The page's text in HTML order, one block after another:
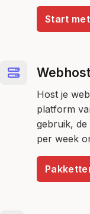
Start
Host je
platform
gebruik, de
per week